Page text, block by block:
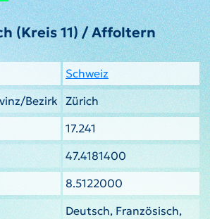
(Kreis 11) / Affoltern
Schweiz
Bezirk
Zürich
17.241
47.4181400
8.5122000
Deutsch, Französisch,